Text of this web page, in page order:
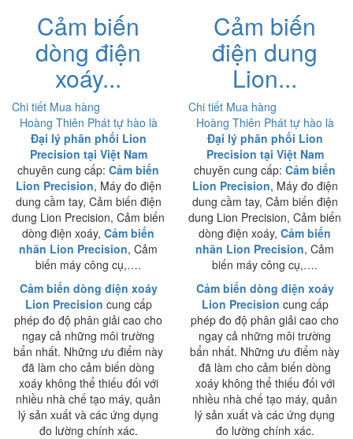
Cảm biến
dòng điện
xoáy...
Chi tiết Mua hàng
Cảm biến
điện dung
Lion...
Chi tiết Mua hàng
Hoàng Thiên Phát tự hào là
Đại lý phân phối Lion
Precision tại Việt Nam
chuyên cung cấp: Cảm biến
Lion Precision, Máy đo điện
dung cầm tay, Cảm biến điện
dung Lion Precision, Cảm biến
dòng điện xoáy, Cảm biến
nhãn Lion Precision, Cảm
biến máy công cụ,….
Cảm biến dòng điện xoáy
Lion Precision cung cấp
phép đo độ phân giải cao cho
ngay cả những môi trường
bẩn nhất. Những ưu điểm này
đã làm cho cảm biến dòng
xoáy không thể thiếu đối với
nhiều nhà chế tạo máy, quản
lý sản xuất và các ứng dụng
đo lường chính xác.
Hoàng Thiên Phát tự hào là
Đại lý phân phối Lion
Precision tại Việt Nam
chuyên cung cấp: Cảm biến
Lion Precision, Máy đo điện
dung cầm tay, Cảm biến điện
dung Lion Precision, Cảm biến
dòng điện xoáy, Cảm biến
nhãn Lion Precision, Cảm
biến máy công cụ,….
Cảm biến dòng điện xoáy
Lion Precision cung cấp
phép đo độ phân giải cao cho
ngay cả những môi trường
bẩn nhất. Những ưu điểm này
đã làm cho cảm biến dòng
xoáy không thể thiếu đối với
nhiều nhà chế tạo máy, quản
lý sản xuất và các ứng dụng
đo lường chính xác.